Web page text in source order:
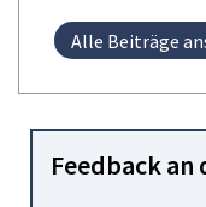
Alle Beiträge
Feedback an